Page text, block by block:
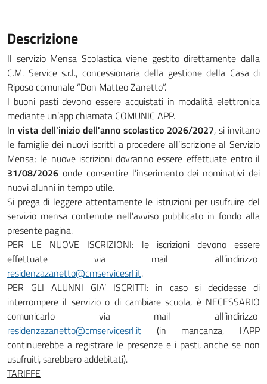
Descrizione
Il servizio Mensa Scolastica viene gestito direttamente dalla
C.M. Service s.r.l., concessionaria della gestione della Casa di
Riposo comunale “Don Matteo Zanetto”.
I buoni pasti devono essere acquistati in modalità elettronica
mediante un’app chiamata COMUNIC APP.
In vista dell'inizio dell'anno scolastico 2026/2027, si invitano
le famiglie dei nuovi iscritti a procedere all’iscrizione al Servizio
Mensa; le nuove iscrizioni dovranno essere effettuate entro il
31/08/2026 onde consentire l’inserimento dei nominativi dei
nuovi alunni in tempo utile.
Si prega di leggere attentamente le istruzioni per usufruire del
servizio mensa contenute nell’avviso pubblicato in fondo alla
presente pagina.
PER LE NUOVE ISCRIZIONI: le iscrizioni devono essere
effettuate via mail all’indirizzo
residenzazanetto@cmservicesrl.it.
PER GLI ALUNNI GIA’ ISCRITTI: in caso si decidesse di
interrompere il servizio o di cambiare scuola, è NECESSARIO
comunicarlo via mail all’indirizzo
residenzazanetto@cmservicesrl.it (in mancanza, l'APP
continuerebbe a registrare le presenze e i pasti, anche se non
usufruiti, sarebbero addebitati).
TARIFFE